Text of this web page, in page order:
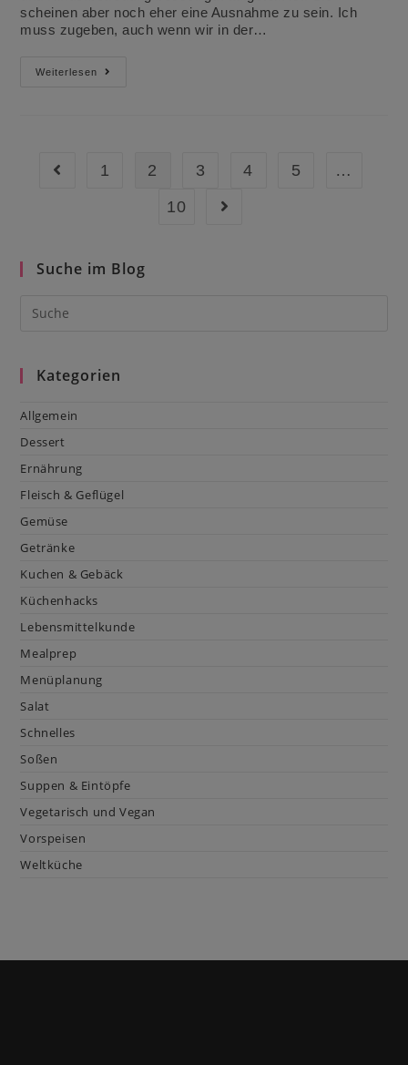
scheinen aber noch eher eine Ausnahme zu sein. Ich
muss zugeben, auch wenn wir in der…
Weiterlesen
Diese
Delegieren
Gehe zur vorherigen Seite
1 2 3 4 5
…
10
Gehe zur nächsten Seite
Suche im Blog
Kategorien
Allgemein
Dessert
Ernährung
Fleisch & Geflügel
Gemüse
Getränke
Kuchen & Gebäck
Küchenhacks
Lebensmittelkunde
Mealprep
Menüplanung
Salat
Schnelles
Soßen
Suppen & Eintöpfe
Vegetarisch und Vegan
Vorspeisen
Weltküche